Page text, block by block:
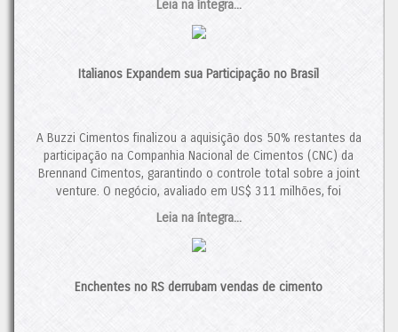
3,9% em relação a 2023. Esse resultado representa […]
Indústria do Cimento em 2024 e as Perspectivas para
Cimento.
Leia na íntegra...
Italianos Expandem sua Participação no Brasil
A Buzzi Cimentos finalizou a aquisição dos 50% restantes da
participação na Companhia Nacional de Cimentos (CNC) da
Brennand Cimentos, garantindo o controle total sobre a joint
venture. O negócio, avaliado em US$ 311 milhões, foi
aprovado pelo Conselho Administrativo de Defesa Econômica
(CADE). Analistas ressaltam que a recuperação da demanda,
juntamente com o crescimento do setor da construção civil,
para 2024 aponta para um crescimento de 3,7%. No entanto,
Leia na íntegra...
Enchentes no RS derrubam vendas de cimento